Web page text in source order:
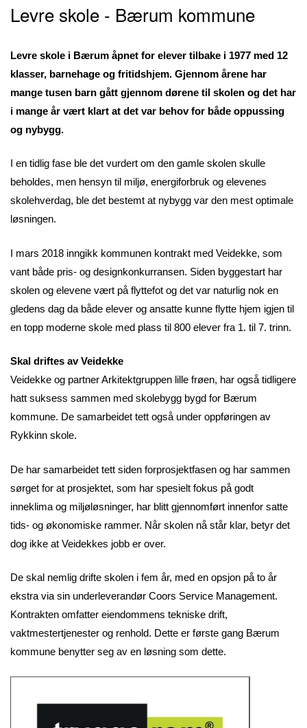
Levre skole - Bærum kommune
Levre skole i Bærum åpnet for elever tilbake i 1977 med 12
klasser, barnehage og fritidshjem. Gjennom årene har
mange tusen barn gått gjennom dørene til skolen og det har
i mange år vært klart at det var behov for både oppussing
og nybygg.
I en tidlig fase ble det vurdert om den gamle skolen skulle
beholdes, men hensyn til miljø, energiforbruk og elevenes
skolehverdag, ble det bestemt at nybygg var den mest optimale
løsningen.
I mars 2018 inngikk kommunen kontrakt med Veidekke, som
vant både pris- og designkonkurransen. Siden byggestart har
skolen og elevene vært på flyttefot og det var naturlig nok en
gledens dag da både elever og ansatte kunne flytte hjem igjen til
en topp moderne skole med plass til 800 elever fra 1. til 7. trinn.
Skal driftes av Veidekke
Veidekke og partner Arkitektgruppen lille frøen, har også tidligere
hatt suksess sammen med skolebygg bygd for Bærum
kommune. De samarbeidet tett også under oppføringen av
Rykkinn skole.
De har samarbeidet tett siden forprosjektfasen og har sammen
sørget for at prosjektet, som har spesielt fokus på godt
inneklima og miljøløsninger, har blitt gjennomført innenfor satte
tids- og økonomiske rammer. Når skolen nå står klar, betyr det
dog ikke at Veidekkes jobb er over.
De skal nemlig drifte skolen i fem år, med en opsjon på to år
ekstra via sin underleverandør Coors Service Management.
Kontrakten omfatter eiendommens tekniske drift,
vaktmestertjenester og renhold. Dette er første gang Bærum
kommune benytter seg av en løsning som dette.